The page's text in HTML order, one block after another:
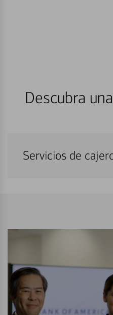
Descubra
Servicios de